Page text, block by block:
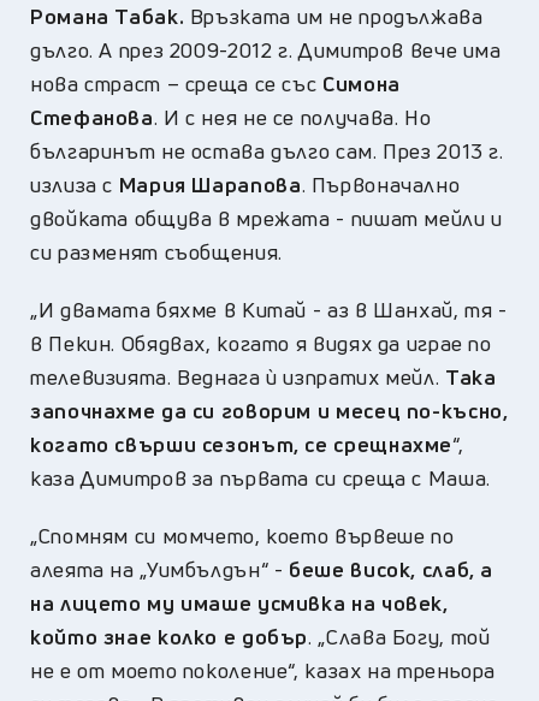
Романа Табак. Връзката им не продължава
дълго. А през 2009-2012 г. Димитров вече има
нова страст – среща се със Симона
Стефанова. И с нея не се получава. Но
българинът не остава дълго сам. През 2013 г.
излиза с Мария Шарапова. Първоначално
двойката общува в мрежата - пишат мейли и
си разменят съобщения.
„И двамата бяхме в Китай - аз в Шанхай, тя -
в Пекин. Обядвах, когато я видях да играе по
телевизията. Веднага ѝ изпратих мейл. Така
започнахме да си говорим и месец по-късно,
когато свърши сезонът, се срещнахме“,
каза Димитров за първата си среща с Маша.
„Спомням си момчето, което вървеше по
алеята на „Уимбълдън“ - беше висок, слаб, а
на лицето му имаше усмивка на човек,
който знае колко е добър. „Слава Богу, той
не е от моето поколение“, казах на треньора